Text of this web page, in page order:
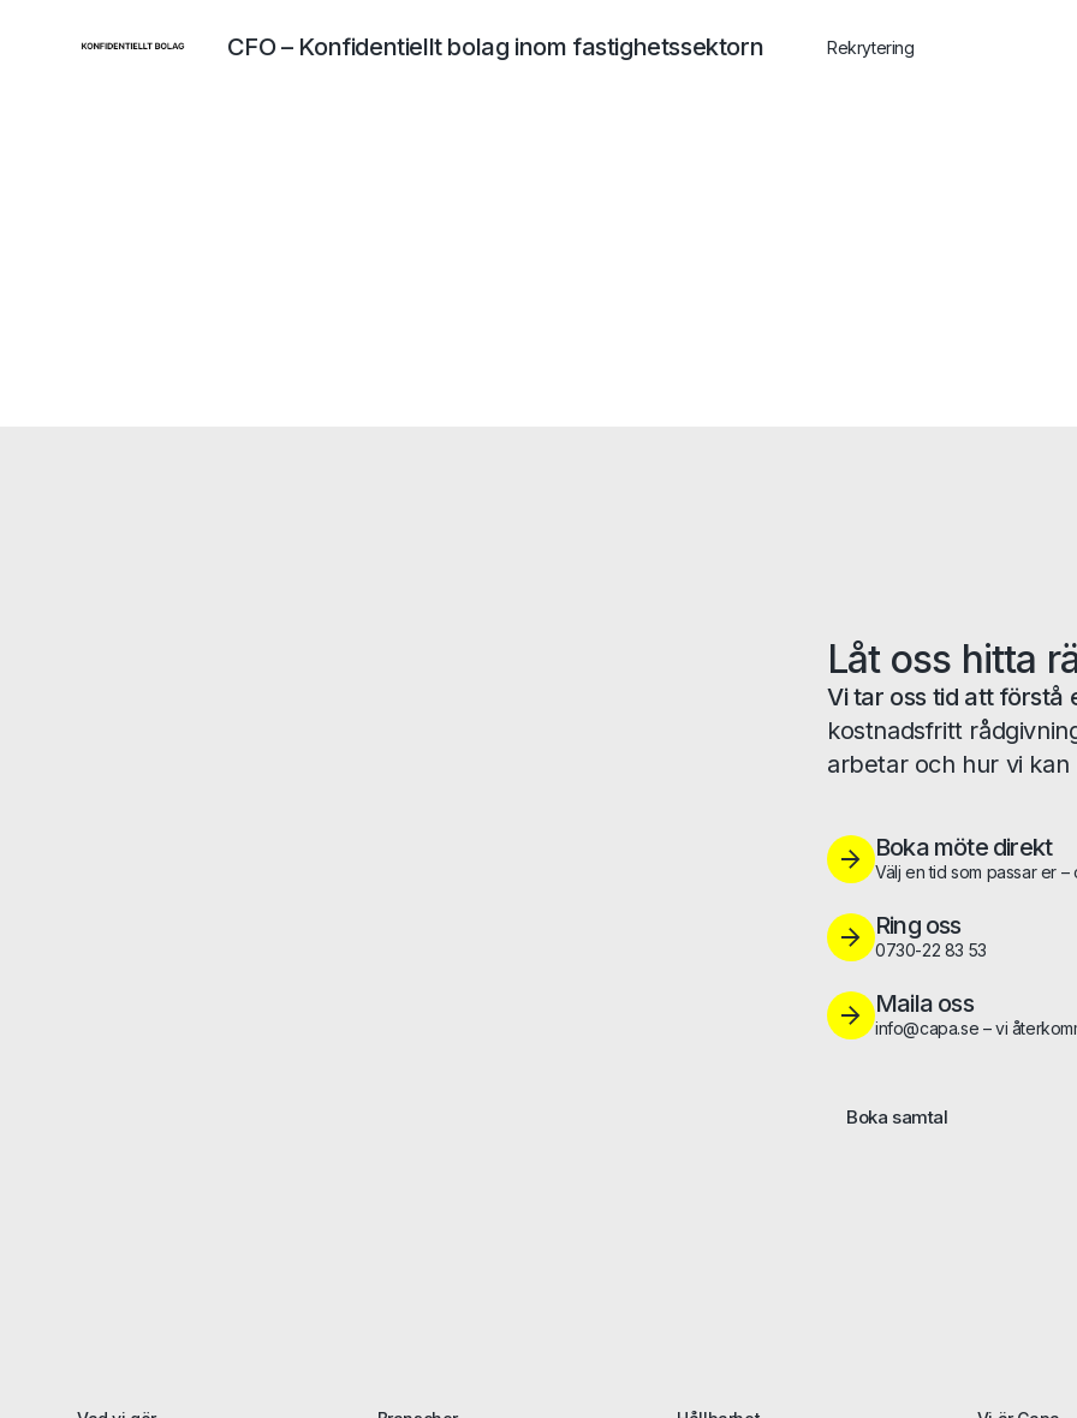
CFO – Konfidentiellt bolag inom fastighetssektorn Rekrytering
Låt oss hitta
Vi tar oss tid att förstå
kostnadsfritt
arbetar och hur vi kan
Boka möte direkt
Välj en tid som passar er –
Ring oss
0730-22 83 53
Maila oss
info@capa.se – vi
Boka samtal